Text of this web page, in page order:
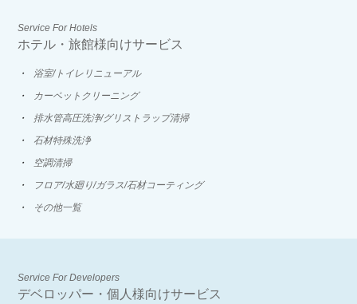
Service For Hotels
ホテル・旅館様向けサービス
浴室/トイレリニューアル
カーペットクリーニング
排水管高圧洗浄/グリストラップ清掃
石材特殊洗浄
空調清掃
フロア/水廻り/ガラス/石材コーティング
その他一覧
Service For Developers
デベロッパー・個人様向けサービス